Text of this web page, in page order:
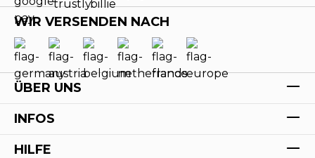
WIR VERSENDEN NACH
ÜBER UNS
INFOS
HILFE